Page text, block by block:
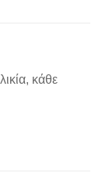
κάθε